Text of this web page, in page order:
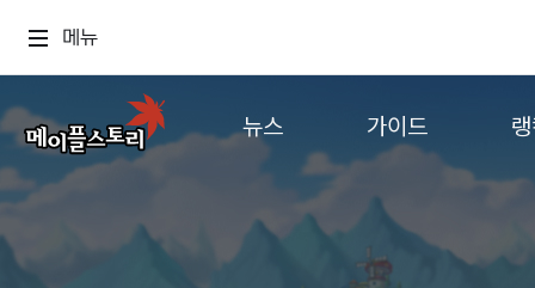
메뉴
뉴스
공지사항
업데이트
가이드
게임정보
직업소개
확률형 아이템